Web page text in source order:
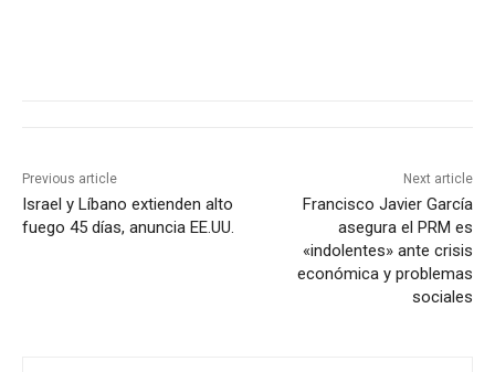
Previous article
Israel y Líbano extienden alto
fuego 45 días, anuncia EE.UU.
Next article
Francisco Javier García
asegura el PRM es
«indolentes» ante crisis
económica y problemas
sociales